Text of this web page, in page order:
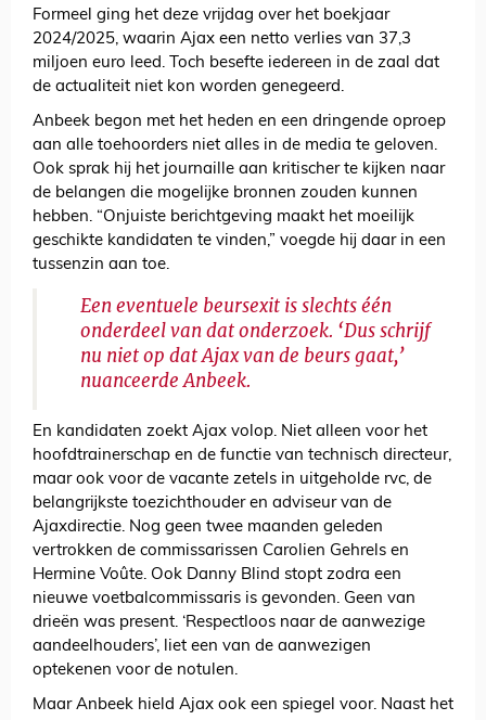
Formeel ging het deze vrijdag over het boekjaar
2024/2025, waarin Ajax een netto verlies van 37,3
miljoen euro leed. Toch besefte iedereen in de zaal dat
de actualiteit niet kon worden genegeerd.
Anbeek begon met het heden en een dringende oproep
aan alle toehoorders niet alles in de media te geloven.
Ook sprak hij het journaille aan kritischer te kijken naar
de belangen die mogelijke bronnen zouden kunnen
hebben. “Onjuiste berichtgeving maakt het moeilijk
geschikte kandidaten te vinden,” voegde hij daar in een
tussenzin aan toe.
Een eventuele beursexit is slechts één
onderdeel van dat onderzoek. ‘Dus schrijf
nu niet op dat Ajax van de beurs gaat,’
nuanceerde Anbeek.
En kandidaten zoekt Ajax volop. Niet alleen voor het
hoofdtrainerschap en de functie van technisch directeur,
maar ook voor de vacante zetels in uitgeholde rvc, de
belangrijkste toezichthouder en adviseur van de
Ajaxdirectie. Nog geen twee maanden geleden
vertrokken de commissarissen Carolien Gehrels en
Hermine Voûte. Ook Danny Blind stopt zodra een
nieuwe voetbalcommissaris is gevonden. Geen van
drieën was present. ‘Respectloos naar de aanwezige
aandeelhouders’, liet een van de aanwezigen
optekenen voor de notulen.
Maar Anbeek hield Ajax ook een spiegel voor. Naast het